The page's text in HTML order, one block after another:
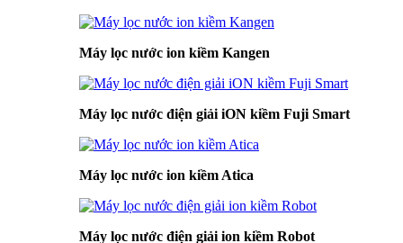
Máy lọc nước ion kiềm Kangen
Máy lọc nước điện giải iON kiềm Fuji Smart
Máy lọc nước ion kiềm Atica
Máy lọc nước điện giải ion kiềm Robot